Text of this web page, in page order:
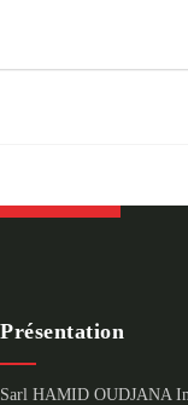
Présentation
Sarl HAMID OUDJANA